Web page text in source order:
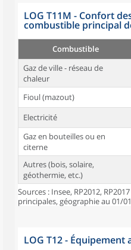
LOG T11M - Confort
combustible principal
Combustible
Gaz de ville - réseau de
chaleur
Fioul (mazout)
Electricité
Gaz en bouteilles ou en
citerne
Autres (bois, solaire,
géothermie, etc.)
Sources : Insee, RP2012,
principales, géographie au 01/
LOG T12 -